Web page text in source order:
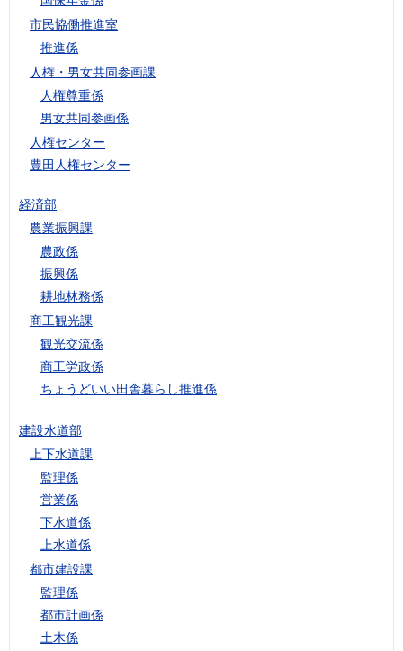
市民協働推進室
推進係
人権・男女共同参画課
人権尊重係
男女共同参画係
人権センター
豊田人権センター
経済部
農業振興課
農政係
振興係
耕地林務係
商工観光課
観光交流係
商工労政係
ちょうどいい田舎暮らし推進係
建設水道部
上下水道課
監理係
営業係
下水道係
上水道係
都市建設課
監理係
都市計画係
土木係